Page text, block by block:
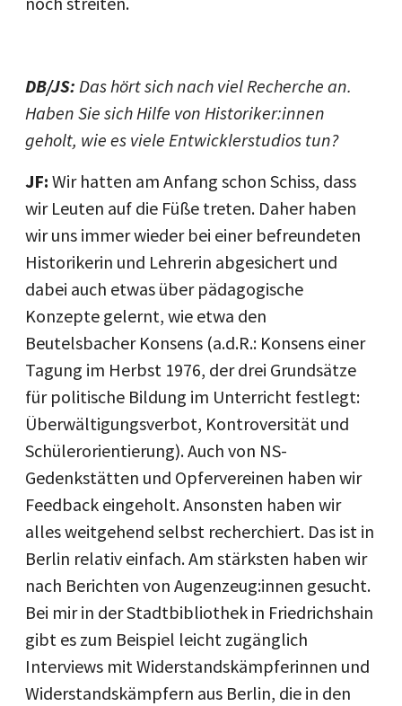
DB/JS: Das hört sich nach viel Recherche an.
Haben Sie sich Hilfe von Historiker:innen
geholt, wie es viele Entwicklerstudios tun?
JF: Wir hatten am Anfang schon Schiss, dass
wir Leuten auf die Füße treten. Daher haben
wir uns immer wieder bei einer befreundeten
Historikerin und Lehrerin abgesichert und
dabei auch etwas über pädagogische
Konzepte gelernt, wie etwa den
Beutelsbacher Konsens (a.d.R.: Konsens einer
Tagung im Herbst 1976, der drei Grundsätze
für politische Bildung im Unterricht festlegt:
Überwältigungsverbot, Kontroversität und
Schülerorientierung). Auch von NS-
Gedenkstätten und Opfervereinen haben wir
Feedback eingeholt. Ansonsten haben wir
alles weitgehend selbst recherchiert. Das ist in
Berlin relativ einfach. Am stärksten haben wir
nach Berichten von Augenzeug:innen gesucht.
Bei mir in der Stadtbibliothek in Friedrichshain
gibt es zum Beispiel leicht zugänglich
Interviews mit Widerstandskämpferinnen und
Widerstandskämpfern aus Berlin, die in den